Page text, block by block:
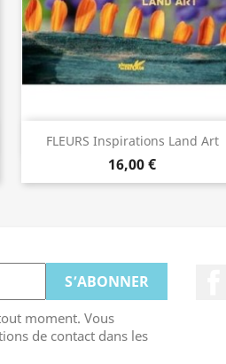
FLEURS Inspirations Land Art
16,00 €
Aperçu rapide
moment. Vous
de contact dans les